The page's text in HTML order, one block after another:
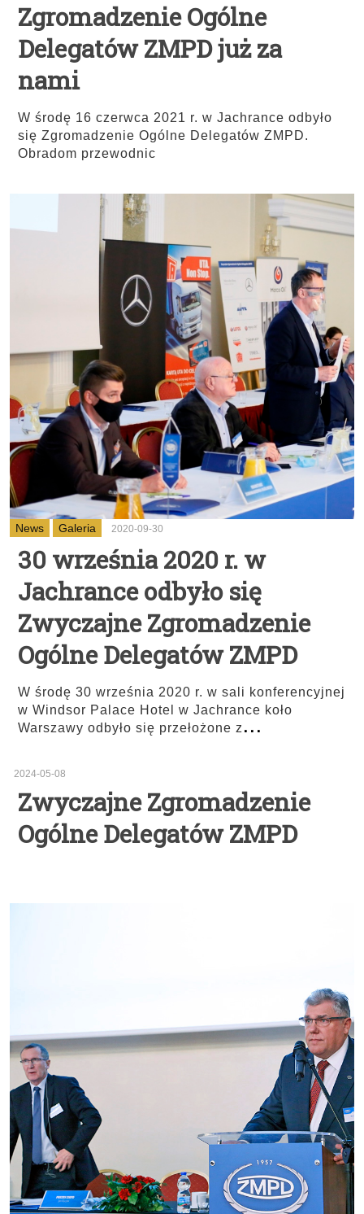
Zgromadzenie Ogólne
Delegatów ZMPD już za
nami
W środę 16 czerwca 2021 r. w Jachrance odbyło
się Zgromadzenie Ogólne Delegatów ZMPD.
Obradom przewodnic
News Galeria 2020-09-30
30 września 2020 r. w
Jachrance odbyło się
Zwyczajne Zgromadzenie
Ogólne Delegatów ZMPD
W środę 30 września 2020 r. w sali konferencyjnej
w Windsor Palace Hotel w Jachrance koło
Warszawy odbyło się przełożone z...
2024-05-08
Zwyczajne Zgromadzenie
Ogólne Delegatów ZMPD